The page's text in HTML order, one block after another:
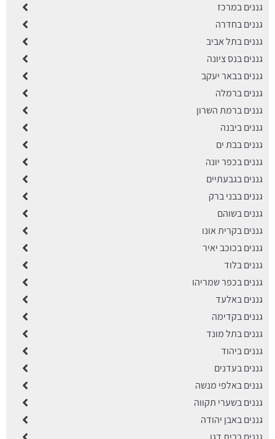
גננים במרכז
גננים בחדרה
גננים בתל אביב
גננים בנס ציונה
גננים בבאר יעקב
גננים ברמלה
גננים ברמת השרון
גננים ביבנה
גננים בבת ים
גננים בכפר יונה
גננים בגבעתיים
גננים בבני ברק
גננים בשוהם
גננים בקרית אונו
גננים בכוכב יאיר
גננים בלוד
גננים בכפר שמריהו
גננים באלעד
גננים בקדימה
גננים בתל מונד
גננים ביהוד
גננים בעדנים
גננים באלפי מנשה
גננים בשערי תקווה
גננים באבן יהודה